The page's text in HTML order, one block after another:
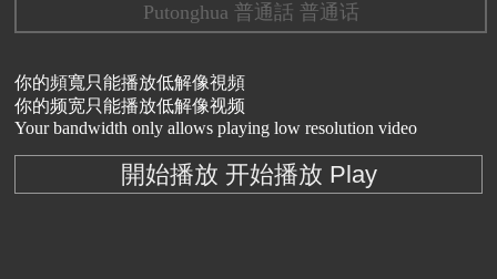
Putonghua 普通話 普通话
你的頻寬只能播放低解像視頻
你的频宽只能播放低解像视频
Your bandwidth only allows playing low resolution video
開始播放 开始播放 Play